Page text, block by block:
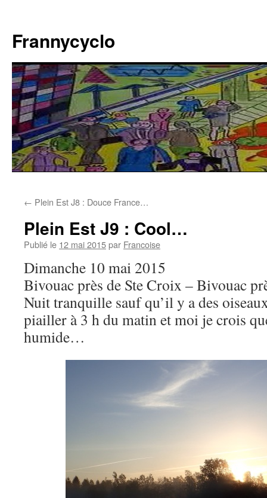
contenu
Frannycyclo
← Plein Est J8 : Douce France…
Plein Est J9 : Cool…
Publié le 12 mai 2015par Francoise
Dimanche 10 mai 2015
Bivouac près de Ste Croix – Bivouac
Nuit tranquille sauf qu’il y a des
piailler à 3 h du matin et moi je crois
humide…